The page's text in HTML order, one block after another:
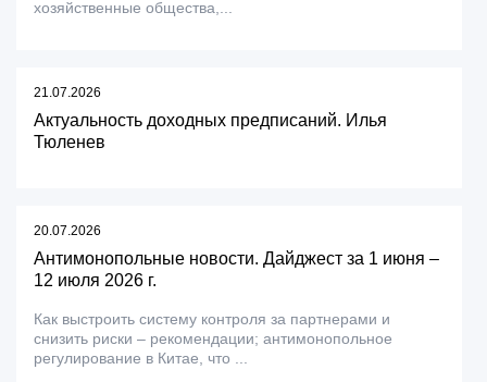
хозяйственные общества,...
21.07.2026
Актуальность доходных предписаний. Илья
Тюленев
20.07.2026
Антимонопольные новости. Дайджест за 1 июня –
12 июля 2026 г.
Как выстроить систему контроля за партнерами и
снизить риски – рекомендации; антимонопольное
регулирование в Китае, что ...